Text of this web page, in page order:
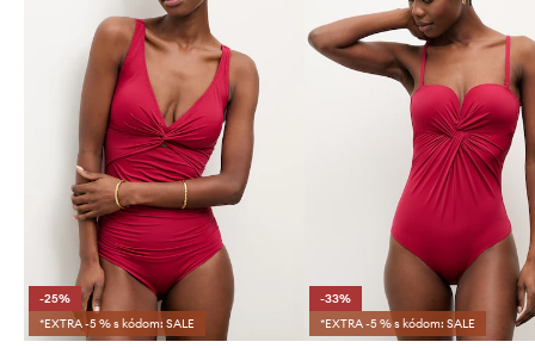
-25%
*EXTRA -5 % s kódom: SALE
-33%
*EXTRA -5 % s kódom: SALE